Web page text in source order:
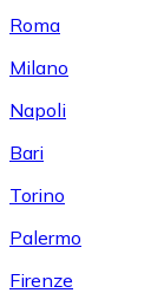
Roma
Milano
Napoli
Bari
Torino
Palermo
Firenze